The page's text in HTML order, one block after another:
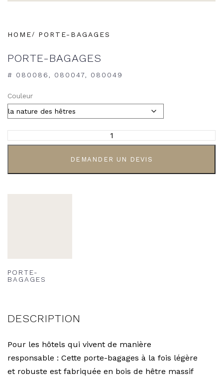
HOME PORTE-BAGAGES
PORTE-BAGAGES
# 080086, 080047, 080049
Couleur
DEMANDER UN DEVIS
ALTERNATIVE:
PORTE-
BAGAGES
DESCRIPTION
Pour les hôtels qui vivent de manière
responsable : Cette porte-bagages à la fois légère
et robuste est fabriquée en bois de hêtre massif